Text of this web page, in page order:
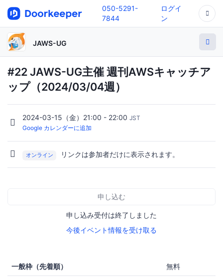
050-5291-
7844
ログイ
ン
JAWS-UG
#22 JAWS-UG主催 週刊AWSキャッチア
ップ（2024/03/04週）
2024-03-15（金）21:00 - 22:00 JST
Google カレンダーに追加
オンライン リンクは参加者だけに表示されます。
申し込む
申し込み受付は終了しました
今後イベント情報を受け取る
一般枠（先着順） 無料